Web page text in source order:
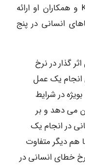
در یک طبقه دیگر که توسط Kirwan و همکاران او ارائه
انسانی در پنج
گذار در نرخ
انجام یک عمل
در شرایط
می دهد و بر
در انجام یک
هم دیگر متفاوت
خطای انسانی در